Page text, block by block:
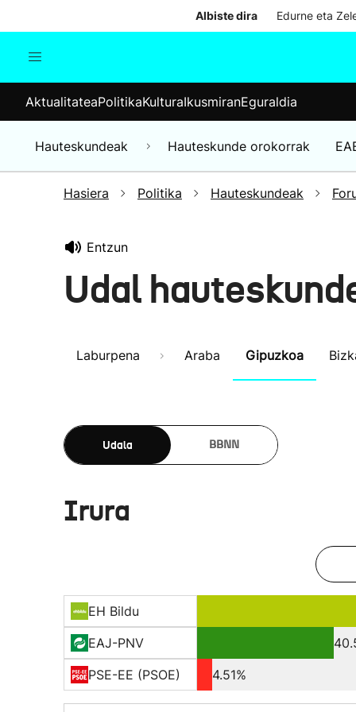
Albiste dira Edurne eta
Munduko albisteak
Hauteskundeak
AktualitateaPolitikaKulturaIkusmiranEguraldia
Hauteskundeak Hauteskunde orokorrak
Hasiera Politika Hauteskundeak
Entzun
Udal
Laburpena Araba Gipuzkoa
Udala BBNN
Irura
EH Bildu
EAJ-PNV
PSE-EE (PSOE)
4.51%